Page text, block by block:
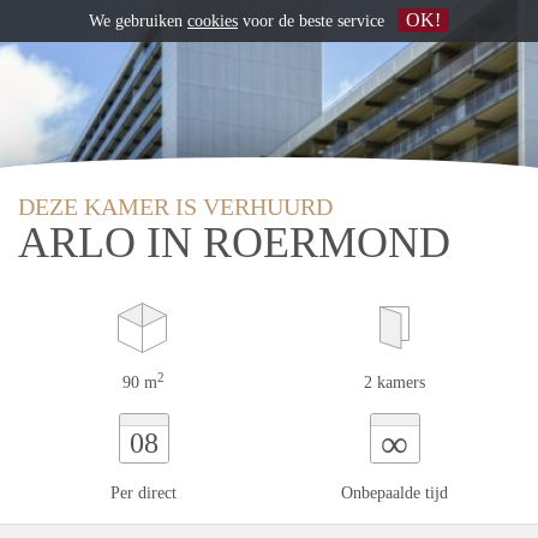
DEZE KAMER IS VERHUURD
ARLO IN ROERMOND
90 m2 2 kamers
08
Per direct
∞
Onbepaalde tijd
We gebruiken cookies voor de beste service OK!